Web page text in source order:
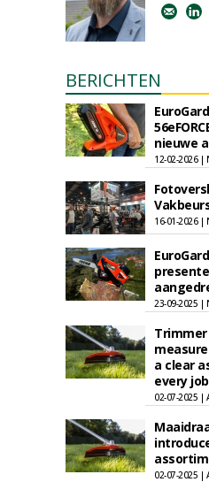
BERICHTEN
nieuwe
12-02-2026 |
16-01-2026 |
23-09-2025 |
a clear
every job
02-07-2025 |
02-07-2025 |